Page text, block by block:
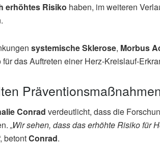
erhöhtes Risiko haben, im weiteren
systemische Sklerose, Morbus
das Auftreten einer Herz-Kreislauf-
Präventionsmaßnahmen
Conrad verdeutlicht, dass die
„Wir sehen, dass das erhöhte Risiko für
, betontConrad.